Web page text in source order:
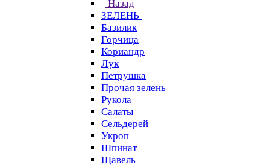
Назад
ЗЕЛЕНЬ
Базилик
Горчица
Кориандр
Лук
Петрушка
Прочая зелень
Рукола
Салаты
Сельдерей
Укроп
Шпинат
Щавель